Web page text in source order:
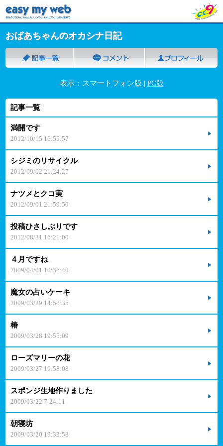
おばあちゃんのオカシナ日記
表示：スマートフォン版 | PC版
記事一覧
満開です
2012/10/15 16:55:57
シジミのリサイクル
2012/09/02 21:24:27
ナツメとクコ実
2012/09/01 21:59:50
投稿ひさしぶりです
2012/08/31 16:21:00
４月ですね
2009/04/01 10:36:40
魔女の占いケーキ
2009/03/29 14:58:35
椿
2009/03/28 19:55:09
ローズマリーの花
2009/03/27 19:58:08
スポンジ生地作りました
2009/03/22 7:24:11
朝寝坊
2009/03/20 19:33:58